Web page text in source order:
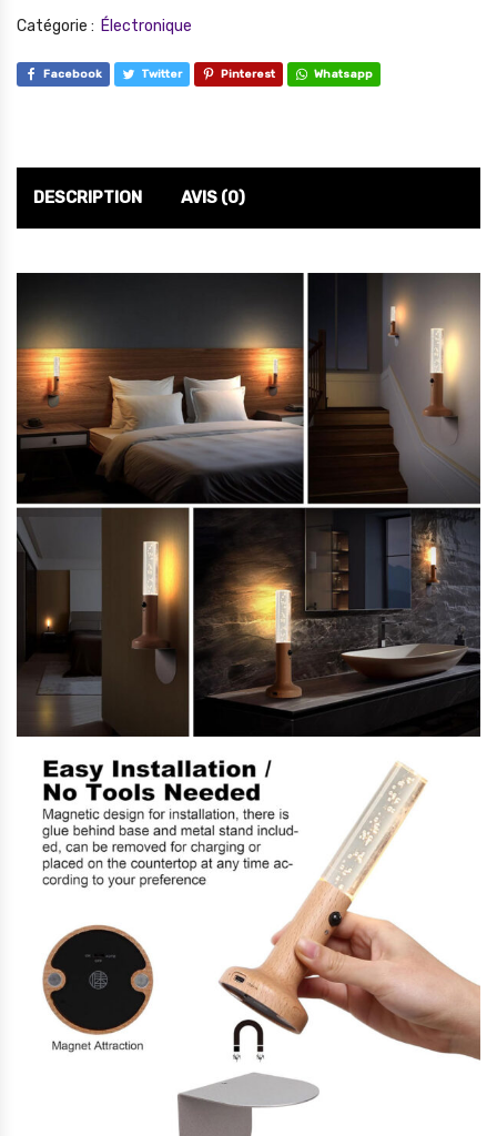
Catégorie : Électronique
Facebook Twitter Pinterest Whatsapp
DESCRIPTION AVIS (0)